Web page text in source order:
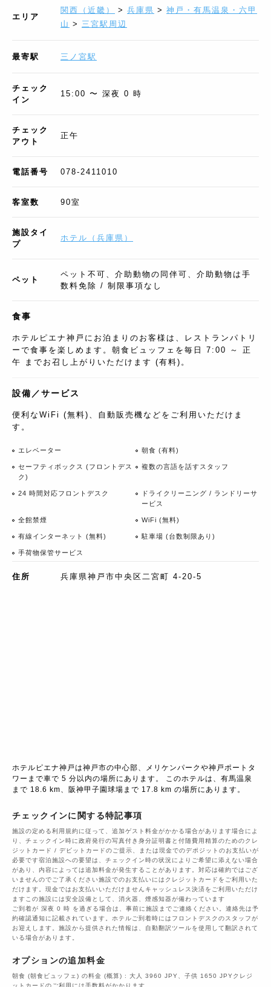
エリア
関西（近畿） > 兵庫県 > 神戸・有馬温泉・六甲
山 > 三宮駅周辺
最寄駅 三ノ宮駅
チェック
イン
15:00 〜 深夜 0 時
チェック
アウト
正午
電話番号 078-2411010
客室数 90室
施設タイ
プ
ホテル （ 兵庫県 ）
ペット
ペット不可、介助動物の同伴可、介助動物は手
数料免除 / 制限事項なし
食事
ホテルピエナ神戸にお泊まりのお客様は、レストランパトリ
ーで食事を楽しめます。朝食ビュッフェを毎日 7:00 ～ 正
午 までお召し上がりいただけます (有料)。
設備／サービス
便利なWiFi (無料)、自動販売機などをご利用いただけま
す。
エレベーター 朝食 (有料)
セーフティボックス (フロントデス
ク)
複数の言語を話すスタッフ
24 時間対応フロントデスク
ドライクリーニング / ランドリーサ
ービス
全館禁煙 WiFi (無料)
有線インターネット (無料) 駐車場 (台数制限あり)
手荷物保管サービス
住所 兵庫県神戸市中央区二宮町 4-20-5
ホテルピエナ神戸は神戸市の中心部、メリケンパークや神戸ポートタ
ワーまで車で 5 分以内の場所にあります。 このホテルは、有馬温泉
まで 18.6 km、阪神甲子園球場まで 17.8 km の場所にあります。
チェックインに関する特記事項
施設の定める利用規約に従って、追加ゲスト料金がかかる場合があります場合によ
り、チェックイン時に政府発行の写真付き身分証明書と付随費用精算のためのクレ
ジットカード / デビットカードのご提示、または現金でのデポジットのお支払いが
必要です宿泊施設への要望は、チェックイン時の状況によりご希望に添えない場合
があり、内容によっては追加料金が発生することがあります。対応は確約ではござ
いませんのでご了承ください施設でのお支払いにはクレジットカードをご利用いた
だけます。現金ではお支払いいただけませんキャッシュレス決済をご利用いただけ
ますこの施設には安全設備として、消火器、煙感知器が備わっています
ご到着が 深夜 0 時 を過ぎる場合は、事前に施設までご連絡ください。連絡先は予
約確認通知に記載されています。ホテルご到着時にはフロントデスクのスタッフが
お迎えします。施設から提供された情報は、自動翻訳ツールを使用して翻訳されて
いる場合があります。
オプションの追加料金
朝食 (朝食ビュッフェ) の料金 (概算) : 大人 3960 JPY、子供 1650 JPYクレジ
ットカードのご利用には手数料がかかります